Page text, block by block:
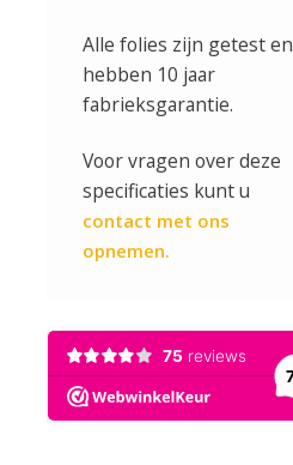
Alle folies zijn getest en
hebben 10 jaar
fabrieksgarantie.
Voor vragen over deze
specificaties kunt u
contact met ons
opnemen.